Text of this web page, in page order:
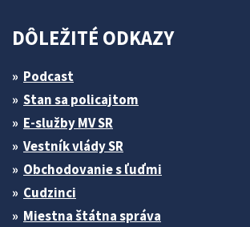
DÔLEŽITÉ ODKAZY
Podcast
Stan sa policajtom
E-služby MV SR
Vestník vlády SR
Obchodovanie s ľuďmi
Cudzinci
Miestna štátna správa